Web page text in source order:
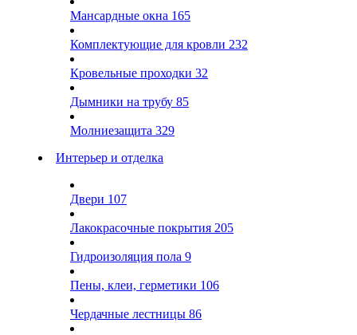
Мансардные окна 165
Комплектующие для кровли 232
Кровельные проходки 32
Дымники на трубу 85
Молниезащита 329
Интерьер и отделка
Двери 107
Лакокрасочные покрытия 205
Гидроизоляция пола 9
Пены, клеи, герметики 106
Чердачные лестницы 86